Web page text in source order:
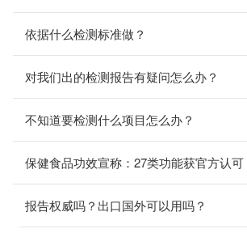
依据什么检测标准做？
对我们出的检测报告有疑问怎么办？
不知道要检测什么项目怎么办？
保健食品功效宣称：27类功能获官方认可
报告权威吗？出口国外可以用吗？